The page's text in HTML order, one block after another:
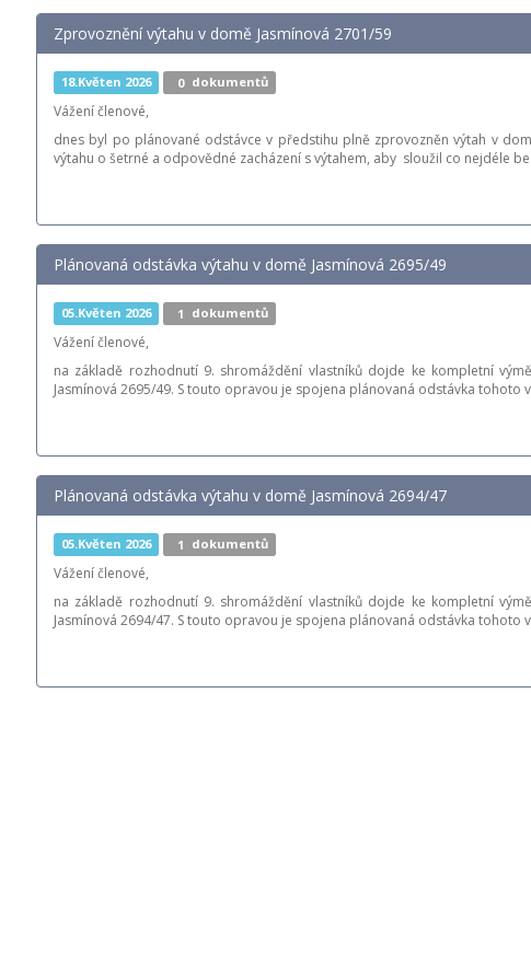
Zprovoznění výtahu v domě Jasmínová 2701/59
18.Květen 2026 0 dokumentů
Vážení členové,
dnes byl po plánované odstávce v předstihu plně zprovozněn výtah v
výtahu o šetrné a odpovědné zacházení s výtahem, aby sloužil co nejdéle
Plánovaná odstávka výtahu v domě Jasmínová 2695/49
05.Květen 2026 1 dokumentů
Vážení členové,
na základě rozhodnutí 9. shromáždění vlastníků dojde ke kompletní
Jasmínová 2695/49. S touto opravou je spojena plánovaná odstávka tohoto
Plánovaná odstávka výtahu v domě Jasmínová 2694/47
05.Květen 2026 1 dokumentů
Vážení členové,
na základě rozhodnutí 9. shromáždění vlastníků dojde ke kompletní
Jasmínová 2694/47. S touto opravou je spojena plánovaná odstávka tohoto